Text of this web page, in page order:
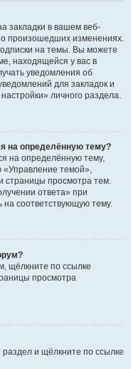
закладки в вашем веб-
произошедших изменениях.
на темы. Вы можете
находящейся у вас в
уведомления об
для закладок и
личного раздела.
на определённую тему?
на определённую тему,
«Управление темой»,
страницы просмотра тем.
ответа» при
соответствующую тему.
щёлкните по ссылке
просмотра
и щёлкните по ссылке